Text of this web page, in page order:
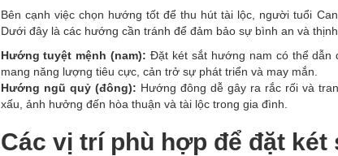
Bên cạnh việc chọn hướng tốt để thu hút tài lộc, người tuổi
Dưới đây là các hướng cần tránh để đảm bảo sự bình an và
Hướng tuyệt mệnh (nam): Đặt két sắt hướng nam có thể dẫn
mang năng lượng tiêu cực, cản trở sự phát triển và may mắn.
Hướng ngũ quỷ (đông): Hướng đông dễ gây ra rắc rối và
xấu, ảnh hưởng đến hòa thuận và tài lộc trong gia đình.
Các vị trí phù hợp để đặt két